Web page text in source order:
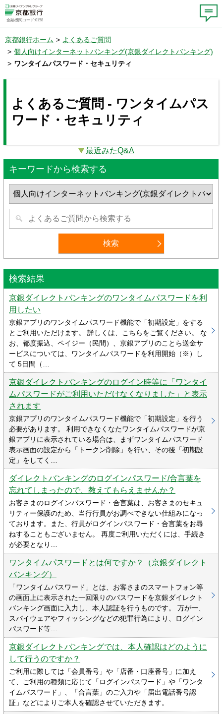
金融機関コード:0158
京都銀行ホーム > よくあるご質問
> 個人向けインターネットバンキング(京銀ダイレクトバンキング)
> ワンタイムパスワード・セキュリティ
よくあるご質問 - ワンタイムパス
ワード・セキュリティ
最近みたQ&A
キーワードから検索する
検索結果
京銀ダイレクトバンキングのワンタイムパスワードを利
用したい
京銀アプリのワンタイムパスワード機能で「初期設定」をする
とご利用いただけます。 詳しくは、こちらをご覧ください。 な
お、都度振込、ペイジー（民間）、京銀アプリのことら送金サ
ービスについては、ワンタイムパスワードを利用開始（※）し
て 5日間（…
京銀ダイレクトバンキングのログイン時等に「ワンタイ
ムパスワードがご利用いただけなくなりました」と表示
されます
京銀アプリのワンタイムパスワード機能で「初期設定」を行う
必要があります。 利用できなくなたワンタイムパスワードが京
銀アプリに表示されている場合は、まずワンタイムパスワード
表示画面の設定から「トークン削除」を行い、その後「初期設
定」をしてく…
ダイレクトバンキングのログインパスワード/合言葉を
忘れてしまったので、教えてもらえませんか？
お客さまのログインパスワード・合言葉は、お客さまのセキュ
リティー保護のため、当行行員がお調べできない仕組みになっ
ております。また、行員がログインパスワード・合言葉をお尋
ねすることもございません。 再度ご利用いただくには、手続き
が必要となり…
ワンタイムパスワードとは何ですか？（京銀ダイレクト
バンキング）
「ワンタイムパスワード」とは、お客さまのスマートフォン等
の画面上に表示された一回限りのパスワードを京銀ダイレクト
バンキング画面に入力し、本人認証を行うものです。 万が一、
スパイウェアやフィッシングなどの犯罪行為により、ログイン
パスワード等…
京銀ダイレクトバンキングでは、本人確認はどのように
して行うのですか？
ご利用に際しては「会員番号」や「店番・口座番号」に加え
て、ご利用の種類に応じて「ログインパスワード」や「ワンタ
イムパスワード」、「合言葉」のご入力や「届出電話番号認
証」などによりご本人を確認させていただきます。